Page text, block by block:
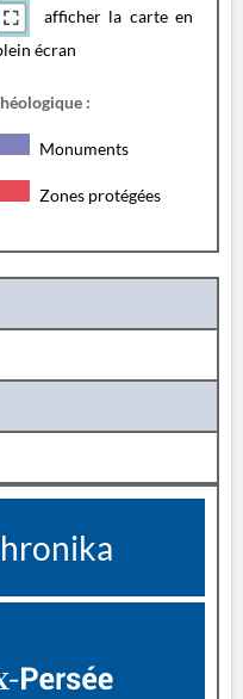
afficher la carte en
écran
:
Monuments
Zones protégées